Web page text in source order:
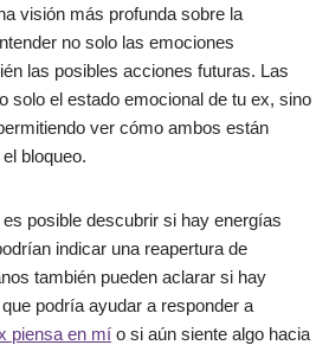
visión más profunda sobre la
no solo las emociones
las posibles acciones futuras. Las
solo el estado emocional de tu ex, sino
ver cómo ambos están
bloqueo.
posible descubrir si hay energías
indicar una reapertura de
también pueden aclarar si hay
podría ayudar a responder a
piensa en mí o si aún siente algo hacia